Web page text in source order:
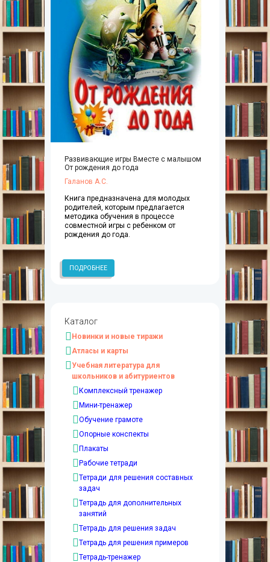
Развивающие игры Вместе с малышом
От рождения до года
Галанов А.С.
Книга предназначена для молодых
родителей, которым предлагается
методика обучения в процессе
совместной игры с ребенком от
рождения до года.
ПОДРОБНЕЕ
Каталог
Новинки и новые тиражи
Атласы и карты
Учебная литература для
школьников и абитуриентов
Комплексный тренажер
Мини-тренажер
Обучение грамоте
Опорные конспекты
Плакаты
Рабочие тетради
Тетради для решения составных
задач
Тетрадь для дополнительных
занятий
Тетрадь для решения задач
Тетрадь для решения примеров
Тетрадь-тренажер